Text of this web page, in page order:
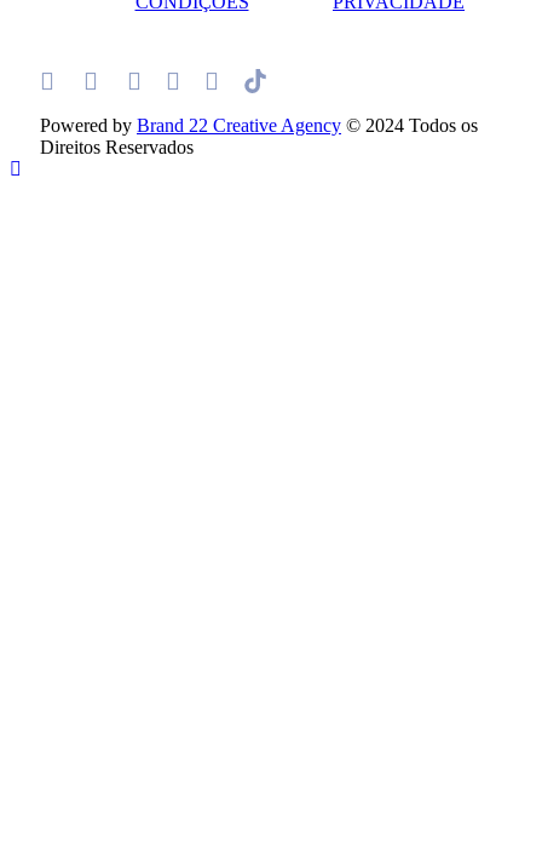
Powered by Brand 22 Creative Agency © 2024 Todos os
Direitos Reservados